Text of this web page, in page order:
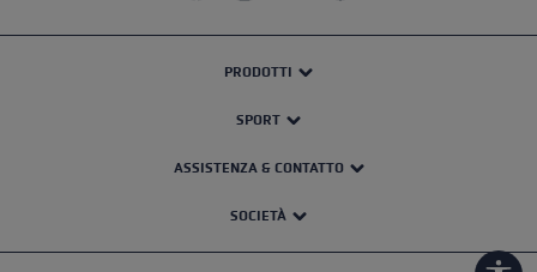
PRODOTTI
SPORT
ASSISTENZA & CONTATTO
SOCIETÀ